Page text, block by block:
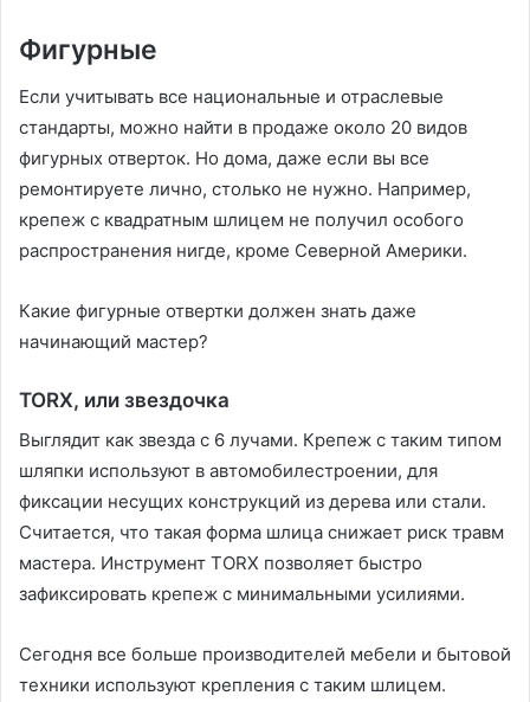
Фигурные
Если учитывать все национальные и отраслевые
стандарты, можно найти в продаже около 20 видов
фигурных отверток. Но дома, даже если вы все
ремонтируете лично, столько не нужно. Например,
крепеж с квадратным шлицем не получил особого
распространения нигде, кроме Северной Америки.
Какие фигурные отвертки должен знать даже
начинающий мастер?
TORX, или звездочка
Выглядит как звезда с 6 лучами. Крепеж с таким типом
шляпки используют в автомобилестроении, для
фиксации несущих конструкций из дерева или стали.
Считается, что такая форма шлица снижает риск травм
мастера. Инструмент TORX позволяет быстро
зафиксировать крепеж с минимальными усилиями.
Сегодня все больше производителей мебели и бытовой
техники используют крепления с таким шлицем.